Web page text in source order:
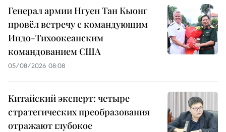
Генерал армии Нгуен Тан Кыонг
провёл встречу с командующим
Индо-Тихоокеанским
командованием США
05/08/2026 08:08
Китайский эксперт: четыре
стратегических преобразования
отражают глубокое